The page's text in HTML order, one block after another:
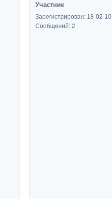
Участник
Зарегистрирован: 18-02-10
Сообщений: 2